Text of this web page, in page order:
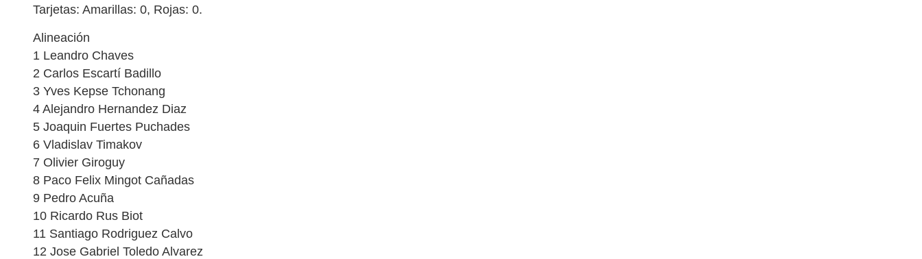
Tarjetas: Amarillas: 0, Rojas: 0.
Alineación
1 Leandro Chaves
2 Carlos Escartí Badillo
3 Yves Kepse Tchonang
4 Alejandro Hernandez Diaz
5 Joaquin Fuertes Puchades
6 Vladislav Timakov
7 Olivier Giroguy
8 Paco Felix Mingot Cañadas
9 Pedro Acuña
10 Ricardo Rus Biot
11 Santiago Rodriguez Calvo
12 Jose Gabriel Toledo Alvarez